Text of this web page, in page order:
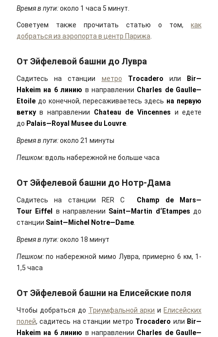
Время в пути:около 1 часа 5 минут.
Советуем также прочитать статью о том,как
добраться из аэропорта в центр Парижа.
От Эйфелевой башни до Лувра
Садитесь на станции метро Trocadero или Bir—
Hakeim на 6 линию в направлении Charles de Gaulle—
Etoileдо конечной, пересаживаетесь здесь на первую
веткув направлении Chateau de Vincennes и едете
до Palais— Royal Musee du Louvre.
Время в пути:около 21 минуты
Пешком:вдоль набережной не больше часа
От Эйфелевой башни до Нотр-Дама
Садитесь на станции RER C Champ de Mars—
Tour
Eiffel в направлении Saint— Martin d ‘Etampes до
станции Saint— Michel Notre— Dame.
Время в пути:около 18 минут
Пешком:по набережной мимо Лувра, примерно 6 км, 1-
1,5 часа
От Эйфелевой башни на Елисейские поля
Чтобы добраться до Триумфальной арки и Елисейских
полей, садитесь на станции метро Trocadero или Bir—
Hakeim на 6 линию в направлении Charles de Gaulle—